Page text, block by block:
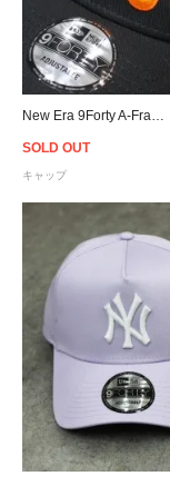
SOLD OUT
キャップ